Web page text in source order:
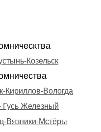
Козельск
Кириллов-Вологда
Гусь Железный
Вязники-Мстёры